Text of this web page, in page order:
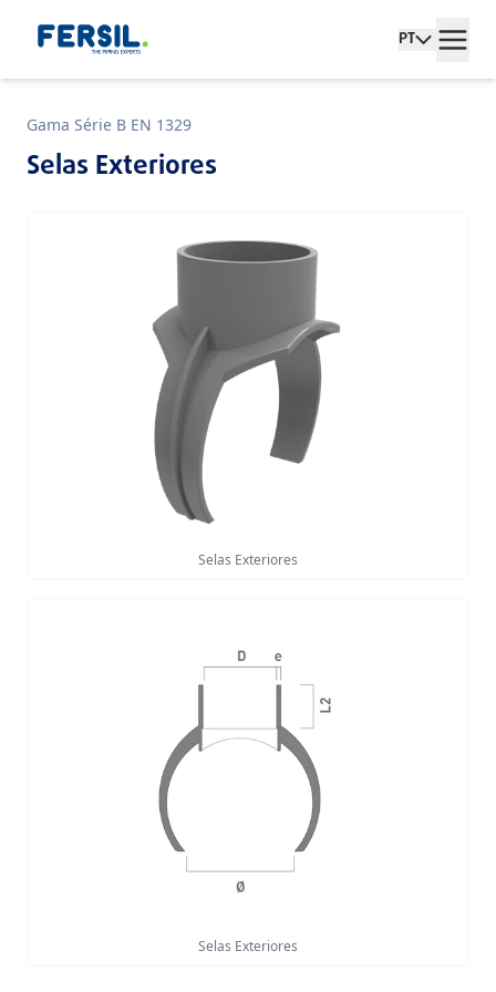
PT
Gama Série B EN 1329
Selas Exteriores
Selas Exteriores
Selas Exteriores